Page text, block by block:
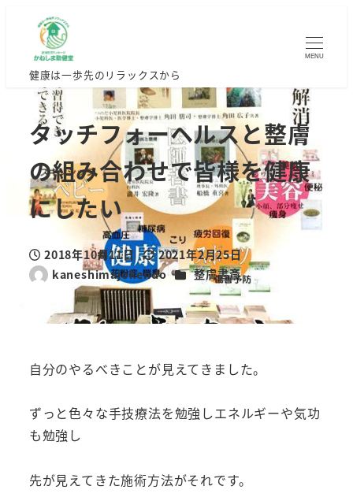
健康は一歩先のリラックスから
MENU
タッチフォーヘルスと整膚
の組み合わせで皆様を健康
にしたい
投稿日
2018年10月11日
更新日
2021年2月25日
著
kaneshimajokendo カテゴリー
整膚書斎
自分のやるべきことが見えてきました。
ずっと色々な手技療法を勉強しエネルギーや気功
も勉強し
先が見えてきた施術方法がそれです。